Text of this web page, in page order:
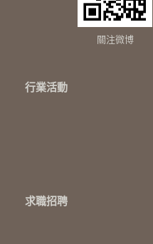
關注微博
行業活動
求職招聘